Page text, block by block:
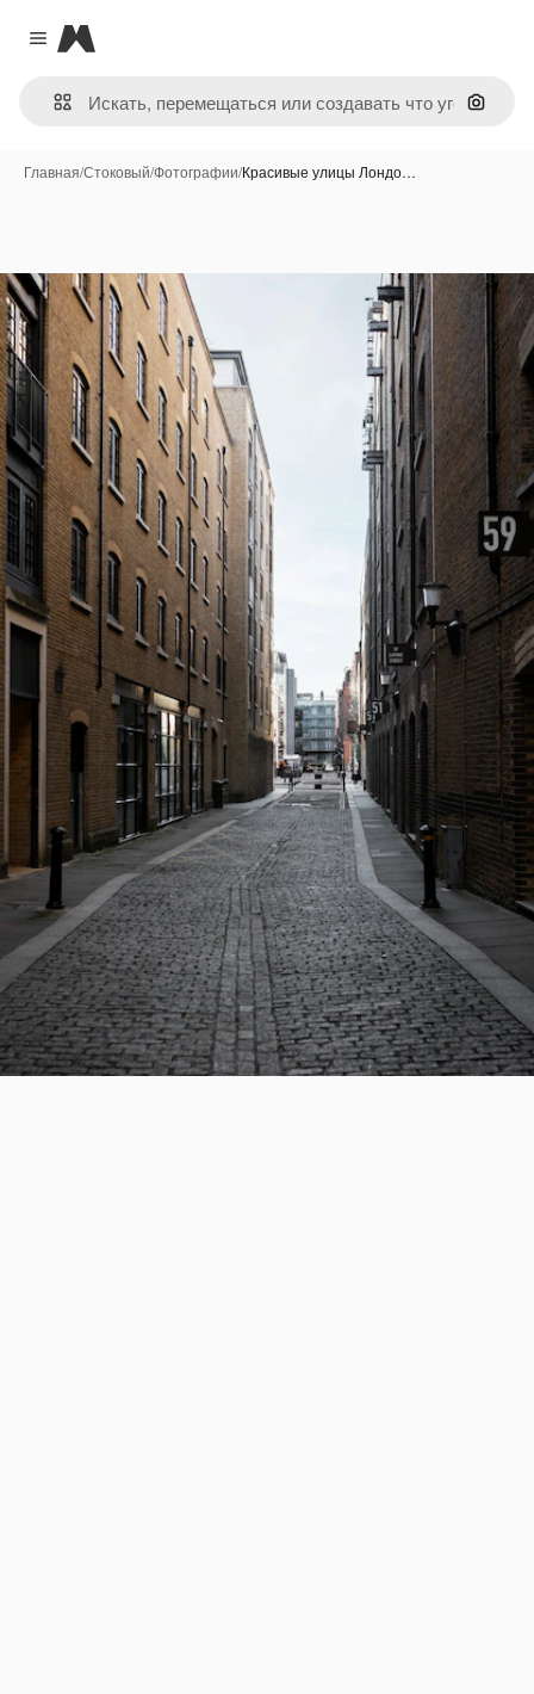
Close menu
Magnific
Поиск
Главная/Стоковый/Фотографии/Красивые улицы Лондо…